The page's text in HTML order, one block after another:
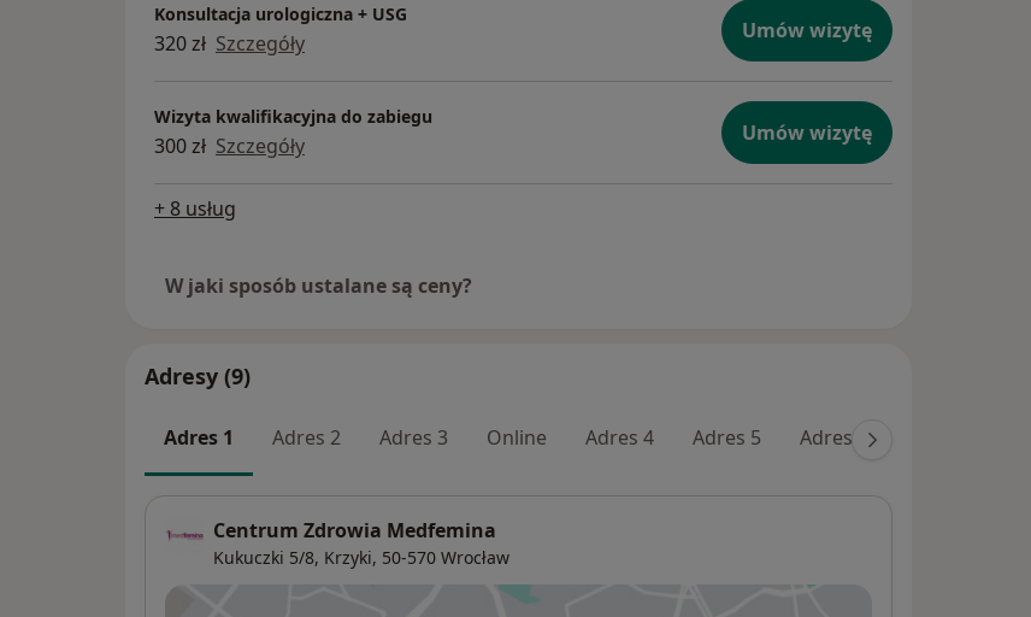
Konsultacja urologiczna + USG
320 zł Szczegóły Umów wizytę
Wizyta kwalifikacyjna do zabiegu
300 zł Szczegóły Umów wizytę
+ 8 usług
W jaki sposób ustalane są ceny?
Adresy (9)
Adres 1 Adres 2 Adres 3 Online Adres 4 Adres 5 Adres 6
Centrum Zdrowia Medfemina
Kukuczki 5/8, Krzyki, 50-570 Wrocław